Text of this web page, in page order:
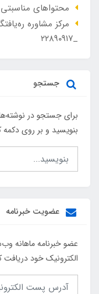
محتواهای مناسبتی
_۲۲۸۹۰۹۱۷
جستجو
برای جستجو در
بنویسید و بر روی دکمه
عضویت خبرنامه
عضو خبرنامه ماهانه
الکترونیک خود دریافت